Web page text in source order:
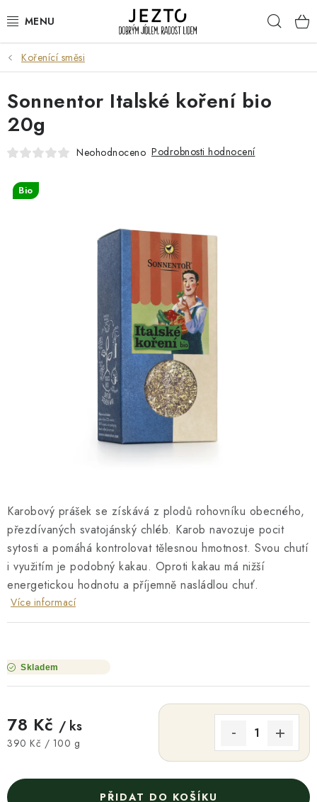
na
DÁRKOVÉ SADY
TRVANLIVÉ
DROGERIE A KOSMETIKA
RELAX A REGENERACE
NÁŠ PŘÍBĚH FIREMNÍ DÁRKY
DOPRAVA A PLATBA
Kořenící směsi
Karobový prášek se získává z plodů rohovníku obecného,
přezdívaných svatojánský chléb. Karob navozuje pocit
sytosti a pomáhá kontrolovat tělesnou hmotnost. Svou chutí
i využitím je podobný kakau. Oproti kakau má nižší
energetickou hodnotu a příjemně nasládlou chuť.
Více informací
Skladem
78 Kč / ks
Měrná cena:
390 Kč / 100 g
PŘIDAT DO KOŠÍKU
Sonnentor Italské koření bio
20g
Neohodnoceno Podrobnosti hodnocení
Bio